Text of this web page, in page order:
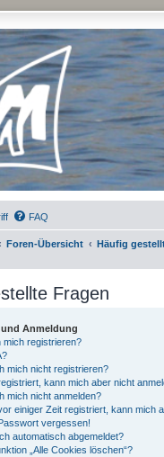
Forum
FAQ
Foren-Übersicht Häufig
Fragen
Anmeldung
mich registrieren?
mich nicht registrieren?
kann mich aber nicht
mich nicht anmelden?
einiger Zeit registriert, kann mich
vergessen!
automatisch abgemeldet?
„Alle Cookies löschen“?